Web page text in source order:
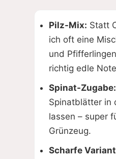
Pilz-Mix: Statt
ich oft eine
und
richtig edle
Spinat-Zugabe:
Spinatblätter in
lassen – super
Grünzeug.
Scharfe